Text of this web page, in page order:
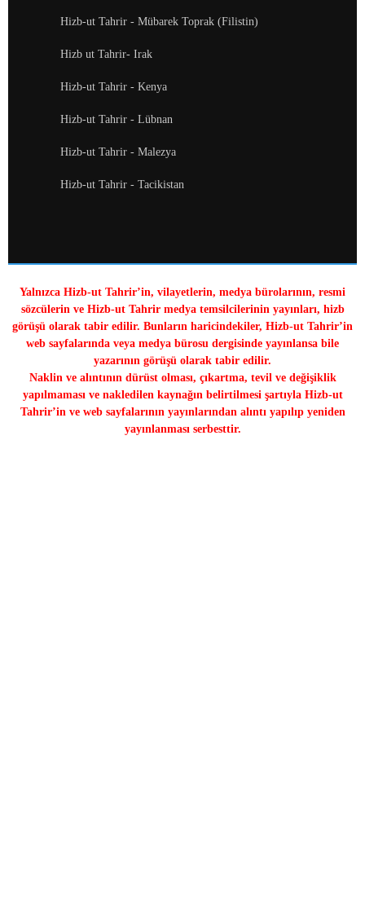
Hizb-ut Tahrir - Mübarek Toprak (Filistin)
Hizb ut Tahrir- Irak
Hizb-ut Tahrir - Kenya
Hizb-ut Tahrir - Lübnan
Hizb-ut Tahrir - Malezya
Hizb-ut Tahrir - Tacikistan
Yalnızca Hizb-ut Tahrir’in, vilayetlerin, medya bürolarının, resmi
sözcülerin ve Hizb-ut Tahrir medya temsilcilerinin yayınları, hizb
görüşü olarak tabir edilir. Bunların haricindekiler, Hizb-ut Tahrir’in
web sayfalarında veya medya bürosu dergisinde yayınlansa bile
yazarının görüşü olarak tabir edilir.
Naklin ve alıntının dürüst olması, çıkartma, tevil ve değişiklik
yapılmaması ve nakledilen kaynağın belirtilmesi şartıyla Hizb-ut
Tahrir’in ve web sayfalarının yayınlarından alıntı yapılıp yeniden
yayınlanması serbesttir.